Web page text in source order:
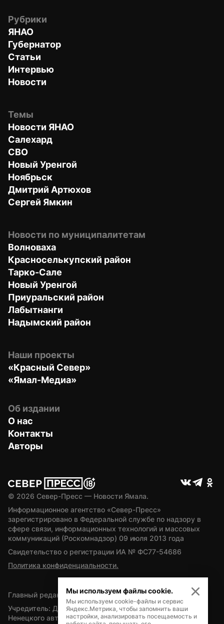
Рубрики
ЯНАО
Губернатор
Статьи
Интервью
Новости
Темы
Новости ЯНАО
Салехард
СВО
Новый Уренгой
Ноябрьск
Дмитрий Артюхов
Сергей Ямкин
Новости по муниципалитетам
Волноваха
Красноселькупский район
Тарко-Сале
Новый Уренгой
Приуральский район
Лабытнанги
Надымский район
Наши проекты
«Красный Север»
«Ямал-Медиа»
Об издании
О нас
Контакты
Авторы
© 2026 Север-Пресс — Новости Ямала.
Информационное агентство «Север-Пресс»
зарегистрировано в Федеральной службе по надзору в
сфере связи, информационных технологий и массовых
коммуникаций (Роскомнадзор) 09 июля 2013 года
Свидетельство о регистрации ИА № ФС77-54686
Политика конфиденциальности.
Главный редактор — А.Л. Поздеев
Учредитель: Департамент внутренней политики Ямало-
Ненецкого автономного округа
Мы используем файлы cookie.
Мы используем cookie-файлы и сервис
Яндекс.Метрика, чтобы запомнить ваши
настройки, анализировать посещаемость и